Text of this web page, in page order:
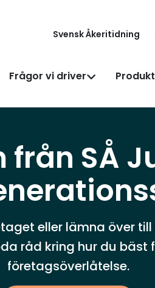
Svensk Åkeritidning
Frågor vi driver
SÅ
eller lämna över
råd kring hur du bäst
företagsöverlåtelse.